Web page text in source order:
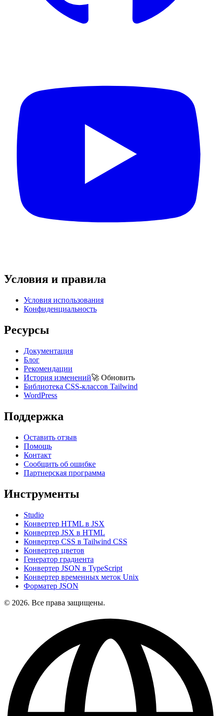
Условия и правила
Условия использования
Конфиденциальность
Ресурсы
Документация
Блог
Рекомендации
История изменений🚀 Обновить
Библиотека CSS-классов Tailwind
WordPress
Поддержка
Оставить отзыв
Помощь
Контакт
Сообщить об ошибке
Партнерская программа
Инструменты
Studio
Конвертер HTML в JSX
Конвертер JSX в HTML
Конвертер CSS в Tailwind CSS
Конвертер цветов
Генератор градиента
Конвертер JSON в TypeScript
Конвертер временных меток Unix
Форматер JSON
© 2026. Все права защищены.